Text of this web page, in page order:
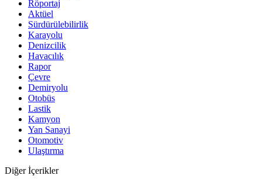
Röportaj
Aktüel
Sürdürülebilirlik
Karayolu
Denizcilik
Havacılık
Rapor
Çevre
Demiryolu
Otobüs
Lastik
Kamyon
Yan Sanayi
Otomotiv
Ulaştırma
Diğer İçerikler